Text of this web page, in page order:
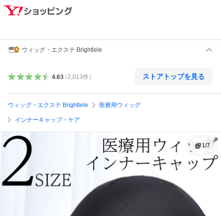
ウィッグ・エクステ Brightlele
4.63（ 2,013件） ストアトップを見る
ウィッグ・エクステ Brightlele 医療用ウィッグ
インナーキャップ・ケア
1/7